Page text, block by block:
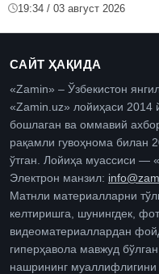
19:34 / 03 август 2026
САЙТ ҲАҚИДА
«Zamin» – Ўзбекистон
«Zamin.uz» лойиҳаси 2014
бошлаган ва оммавий
рақамли гувоҳнома билан
ўтган. Лойиҳа муассиси —
Электрон манзил:
Матнли материалларни
келтиришга, шунингдек,
видеоматериаллардан
гиперҳавола мавжуд
нашрининг муаллифлигини